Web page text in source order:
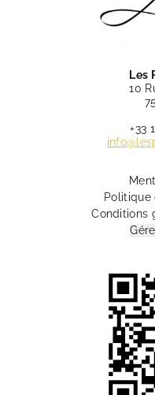
Les
10
+33
Conditions